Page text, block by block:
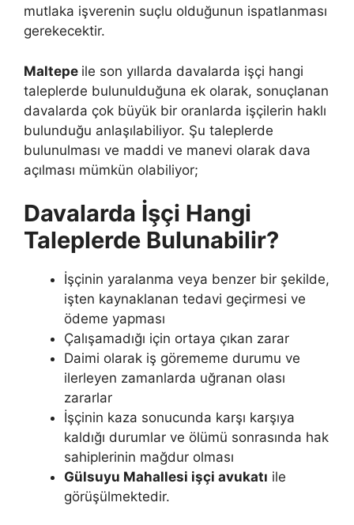
mutlaka işverenin suçlu olduğunun ispatlanması
gerekecektir.
Maltepe ile son yıllarda davalarda işçi hangi
taleplerde bulunulduğuna ek olarak, sonuçlanan
davalarda çok büyük bir oranlarda işçilerin haklı
bulunduğu anlaşılabiliyor. Şu taleplerde
bulunulması ve maddi ve manevi olarak dava
açılması mümkün olabiliyor;
Davalarda İşçi Hangi
Taleplerde Bulunabilir?
İşçinin yaralanma veya benzer bir şekilde,
işten kaynaklanan tedavi geçirmesi ve
ödeme yapması
Çalışamadığı için ortaya çıkan zarar
Daimi olarak iş görememe durumu ve
ilerleyen zamanlarda uğranan olası
zararlar
İşçinin kaza sonucunda karşı karşıya
kaldığı durumlar ve ölümü sonrasında hak
sahiplerinin mağdur olması
Gülsuyu Mahallesi işçi avukatı ile
görüşülmektedir.